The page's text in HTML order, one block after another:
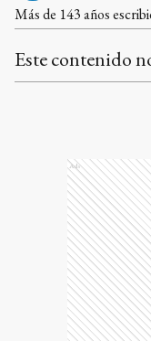
Más de 143 años
Este contenido
Ads